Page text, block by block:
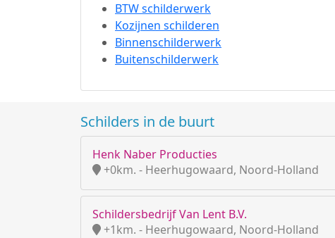
BTW schilderwerk
Kozijnen schilderen
Binnenschilderwerk
Buitenschilderwerk
Schilders in de buurt
Henk Naber Producties
+0km. - Heerhugowaard, Noord-Holland
Schildersbedrijf Van Lent B.V.
+1km. - Heerhugowaard, Noord-Holland